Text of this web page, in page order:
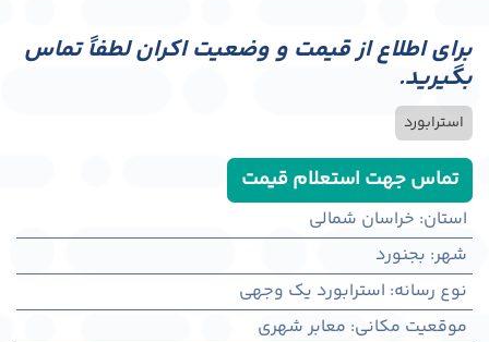
برای اطلاع از قیمت و وضعیت اکران لطفاً تماس
بگیرید.
استرابورد
تماس جهت استعلام قیمت
استان: خراسان شمالی
شهر: بجنورد
نوع رسانه: استرابورد یک وجهی
موقعیت مکانی: معابر شهری